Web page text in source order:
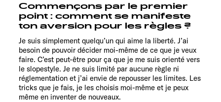
Commençons par le premier
point : comment se manifeste
ton aversion pour les règles ?
Je suis simplement quelqu’un qui aime la liberté. J’ai
besoin de pouvoir décider moi-même de ce que je veux
faire. C’est peut-être pour ça que je me suis orienté vers
le slopestyle. Je ne suis limité par aucune règle ni
réglementation et j’ai envie de repousser les limites. Les
tricks que je fais, je les choisis moi-même et je peux
même en inventer de nouveaux.